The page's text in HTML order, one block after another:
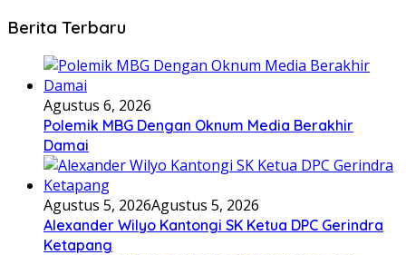
Berita Terbaru
Agustus 6, 2026
Polemik MBG Dengan Oknum Media Berakhir
Damai
Agustus 5, 2026Agustus 5, 2026
Alexander Wilyo Kantongi SK Ketua DPC Gerindra
Ketapang